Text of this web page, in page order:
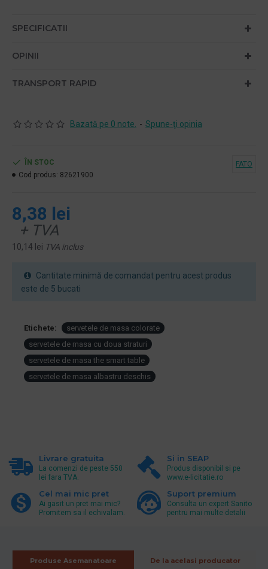
SPECIFICATII
OPINII
TRANSPORT RAPID
Bazată pe 0 note. - Spune-ţi opinia
8,38 lei
+ TVA
10,14 lei TVA inclus
ÎN STOC
Cod produs: 82621900
FATO
Cantitate minimă de comandat pentru acest produs
este de 5 bucati
Etichete:
servetele de masa colorate
servetele de masa cu doua straturi
servetele de masa the smart table
servetele de masa albastru deschis
Livrare gratuita
La comenzi de peste 550
lei fara TVA.
Si in SEAP
Produs disponibil si pe
www.e-licitatie.ro
Cel mai mic pret
Ai gasit un pret mai mic?
Promitem sa il echivalam.
Suport premium
Consulta un expert Sanito
pentru mai multe detalii
Produse Asemanatoare De la acelasi producator